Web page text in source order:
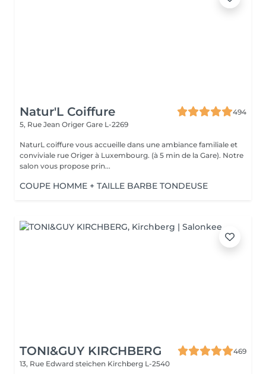
Natur'L Coiffure
494
5, Rue Jean Origer Gare L-2269
NaturL coiffure vous accueille dans une ambiance familiale et
conviviale rue Origer à Luxembourg. (à 5 min de la Gare). Notre
salon vous propose prin...
COUPE HOMME + TAILLE BARBE TONDEUSE
TONI&GUY KIRCHBERG
469
13, Rue Edward steichen Kirchberg L-2540